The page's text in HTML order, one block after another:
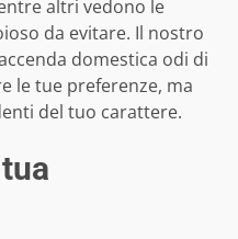
altri vedono le
da evitare. Il nostro
domestica odi di
le tue preferenze, ma
del tuo carattere.